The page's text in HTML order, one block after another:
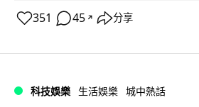
351 45 ↗ 分享
科技娛樂 生活娛樂 城中熱話